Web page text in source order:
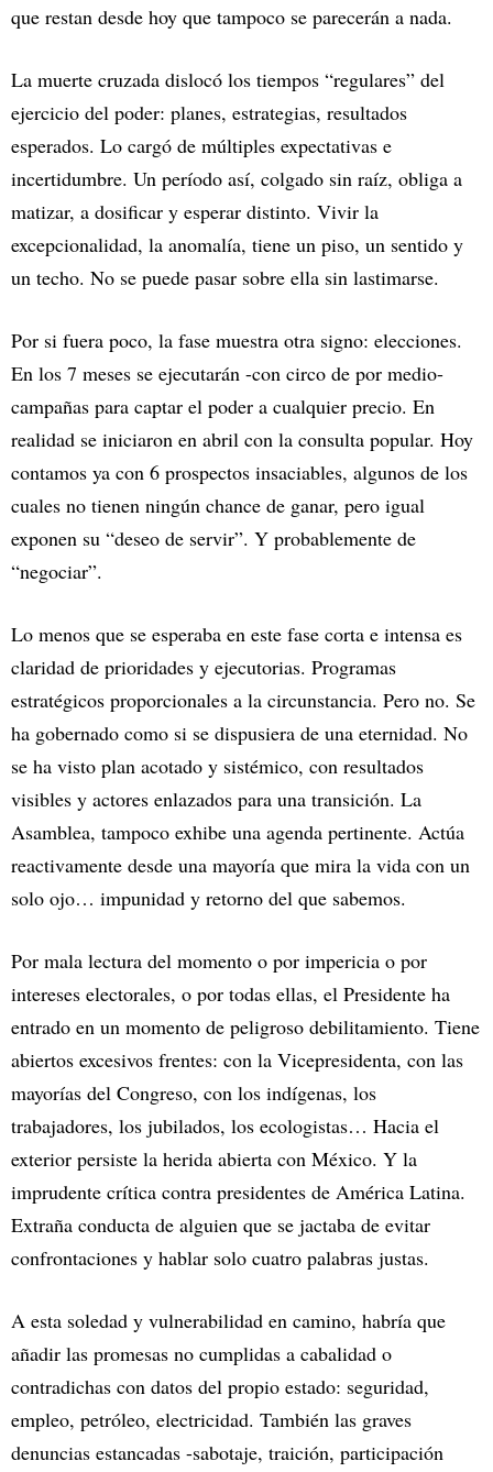
que restan desde hoy que tampoco se parecerán a nada.
La muerte cruzada dislocó los tiempos “regulares” del
ejercicio del poder: planes, estrategias, resultados
esperados. Lo cargó de múltiples expectativas e
incertidumbre. Un período así, colgado sin raíz, obliga a
matizar, a dosificar y esperar distinto. Vivir la
excepcionalidad, la anomalía, tiene un piso, un sentido y
un techo. No se puede pasar sobre ella sin lastimarse.
Por si fuera poco, la fase muestra otra signo: elecciones.
En los 7 meses se ejecutarán -con circo de por medio-
campañas para captar el poder a cualquier precio. En
realidad se iniciaron en abril con la consulta popular. Hoy
contamos ya con 6 prospectos insaciables, algunos de los
cuales no tienen ningún chance de ganar, pero igual
exponen su “deseo de servir”. Y probablemente de
“negociar”.
Lo menos que se esperaba en este fase corta e intensa es
claridad de prioridades y ejecutorias. Programas
estratégicos proporcionales a la circunstancia. Pero no. Se
ha gobernado como si se dispusiera de una eternidad. No
se ha visto plan acotado y sistémico, con resultados
visibles y actores enlazados para una transición. La
Asamblea, tampoco exhibe una agenda pertinente. Actúa
reactivamente desde una mayoría que mira la vida con un
solo ojo… impunidad y retorno del que sabemos.
Por mala lectura del momento o por impericia o por
intereses electorales, o por todas ellas, el Presidente ha
entrado en un momento de peligroso debilitamiento. Tiene
abiertos excesivos frentes: con la Vicepresidenta, con las
mayorías del Congreso, con los indígenas, los
trabajadores, los jubilados, los ecologistas… Hacia el
exterior persiste la herida abierta con México. Y la
imprudente crítica contra presidentes de América Latina.
Extraña conducta de alguien que se jactaba de evitar
confrontaciones y hablar solo cuatro palabras justas.
A esta soledad y vulnerabilidad en camino, habría que
añadir las promesas no cumplidas a cabalidad o
contradichas con datos del propio estado: seguridad,
empleo, petróleo, electricidad. También las graves
denuncias estancadas -sabotaje, traición, participación